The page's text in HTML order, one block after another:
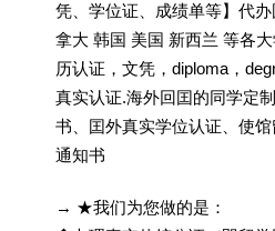
凭、学位证、成绩单等】代
拿大 韩国 美国 新西兰 等各
历认证，文凭，diploma，
真实认证.海外回囯的同学定
书、囯外真实学位认证、使
通知书
→ ★我们为您做的是：